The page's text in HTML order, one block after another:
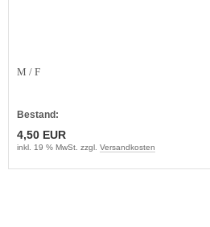
M / F
Bestand:
4,50 EUR
inkl. 19 % MwSt. zzgl. Versandkosten